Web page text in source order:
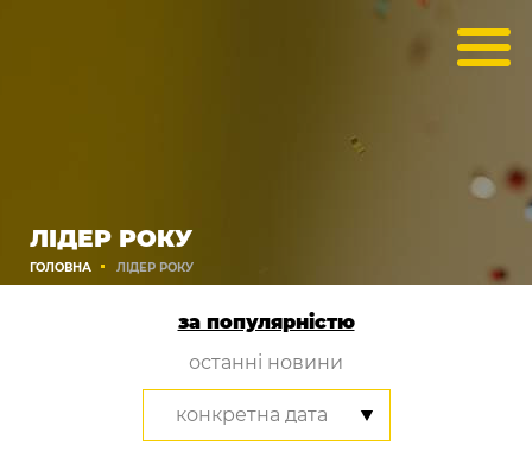
ЛІДЕР РОКУ
ГОЛОВНА ЛІДЕР РОКУ
за популярністю
останні новини
конкретна дата